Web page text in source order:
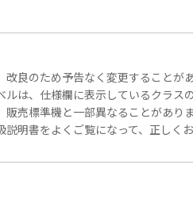
良のため予告なく変更することがあ
ルは、仕様欄に表示しているクラ
売標準機と一部異なることがありま
明書をよくご覧になって、正しくお